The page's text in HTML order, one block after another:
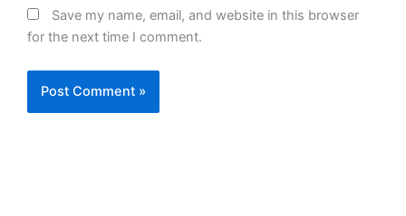
Save my name, email, and website in this browser
for the next time I comment.